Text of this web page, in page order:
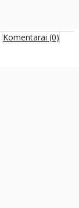
Komentarai (0)